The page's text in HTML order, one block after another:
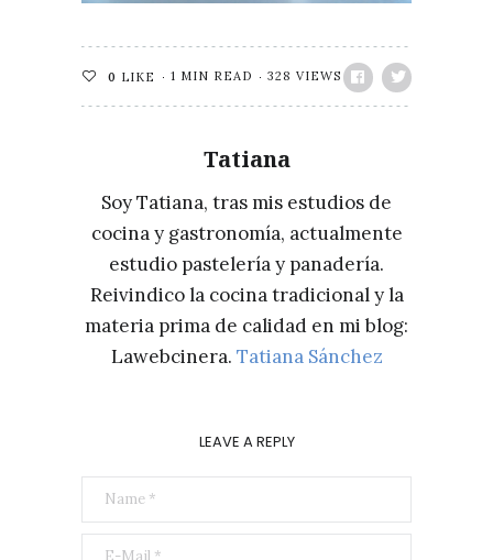
0 LIKE 1 MIN READ 328 VIEWS
Tatiana
Soy Tatiana, tras mis estudios de
cocina y gastronomía, actualmente
estudio pastelería y panadería.
Reivindico la cocina tradicional y la
materia prima de calidad en mi blog:
Lawebcinera. Tatiana Sánchez
LEAVE A REPLY